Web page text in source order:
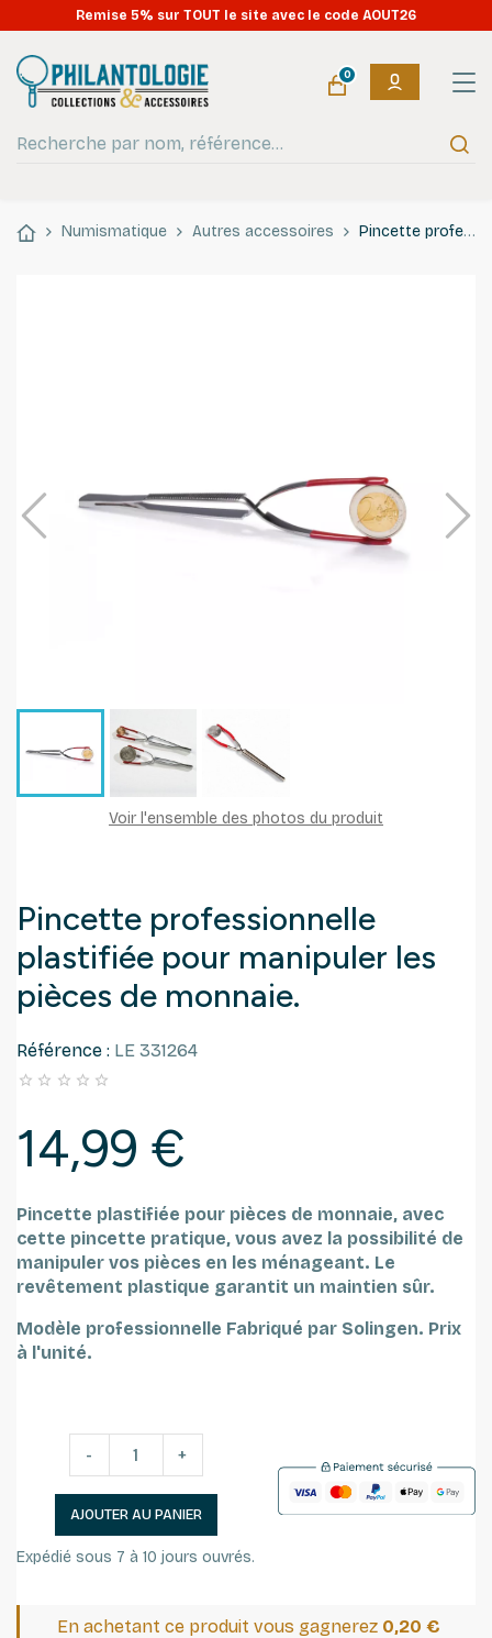
Remise 5% sur TOUT le site avec le code AOUT26
0
Numismatique Autres accessoires Pincette professionnelle plastifiée pour manipuler les pièces de monnaie.
Voir l'ensemble des photos du produit
Pincette professionnelle
plastifiée pour manipuler les
pièces de monnaie.
Référence : LE 331264
    
14,99 €
Pincette plastifiée pour pièces de monnaie, avec
cette pincette pratique, vous avez la possibilité de
manipuler vos pièces en les ménageant. Le
revêtement plastique garantit un maintien sûr.
Modèle professionnelle Fabriqué par Solingen. Prix
à l'unité.
- +
AJOUTER AU PANIER
Expédié sous 7 à 10 jours ouvrés.
En achetant ce produit vous gagnerez 0,20 €